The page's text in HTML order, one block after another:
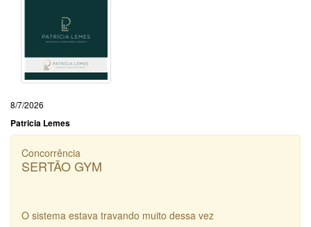
8/7/2026
Patricia Lemes
Concorrência
SERTÃO GYM
O sistema estava travando muito dessa vez